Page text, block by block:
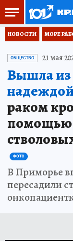
НОВОСТИ МОРЕ
ОБЩЕСТВО 21 мая
Вышла из
надеждой
раком
помощью
ФОТО
В Приморье
пересадили